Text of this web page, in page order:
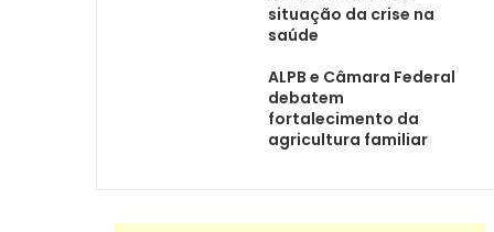
situação da crise na
saúde
ALPB e Câmara Federal
debatem
fortalecimento da
agricultura familiar